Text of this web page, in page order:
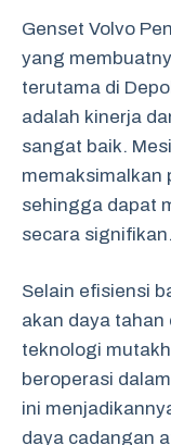
Genset Volvo
yang
terutama di
adalah kinerja
sangat baik.
memaksimalkan
sehingga dapat
secara signifikan.
Selain efisiensi
akan daya tahan
teknologi
beroperasi
ini
daya cadangan